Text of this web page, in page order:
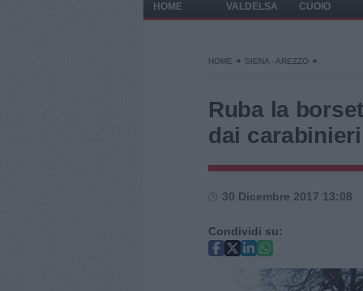
HOME
VALDELSA
CUOIO
HOME SIENA - AREZZO
Ruba la
dai carabinieri
30 Dicembre 2017 13:08
Condividi su: